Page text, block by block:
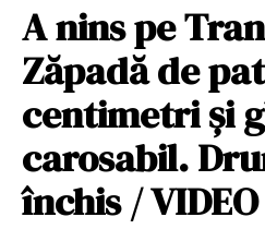
A nins pe
Zăpadă de
centimetri și
carosabil.
închis / VIDEO